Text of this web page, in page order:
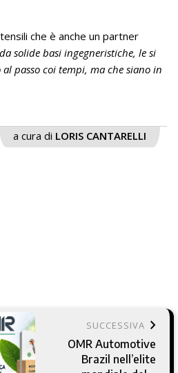
che è anche un partner
solide basi ingegneristiche, le si
passo coi tempi, ma che siano in
a cura di LORIS CANTARELLI
SUCCESSIVA keyboard_arrow_right
OMR Automotive
Brazil nell’elite